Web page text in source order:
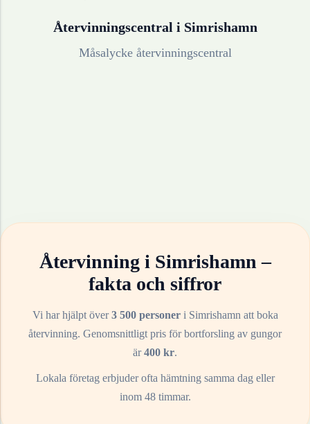
Återvinningscentral i Simrishamn
Måsalycke återvinningscentral
Återvinning i Simrishamn–
fakta och siffror
Vi har hjälpt över3 500 personeri Simrishamn att boka
återvinning. Genomsnittligt pris för bortforsling av gungor
är400 kr.
Lokala företag erbjuder ofta hämtning samma dag eller
inom 48 timmar.